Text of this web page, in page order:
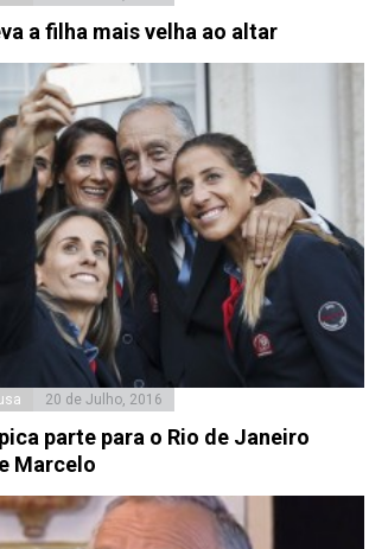
a filha mais velha ao altar
20 de Julho, 2016
parte para o Rio de Janeiro
Marcelo